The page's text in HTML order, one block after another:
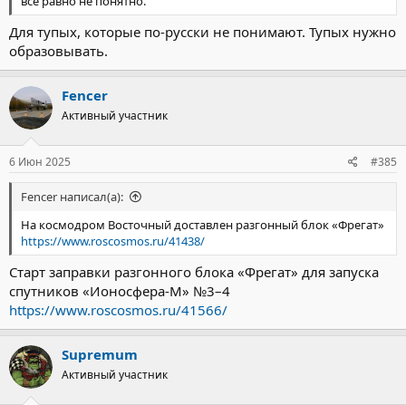
Для тупых, которые по-русски не понимают. Тупых нужно
образовывать.
Fencer
Активный участник
6 Июн 2025 #385
Fencer написал(а):
На космодром Восточный доставлен разгонный блок «Фрегат»
https://www.roscosmos.ru/41438/
Старт заправки разгонного блока «Фрегат» для запуска
спутников «Ионосфера-М» №3–4
https://www.roscosmos.ru/41566/
Supremum
Активный участник